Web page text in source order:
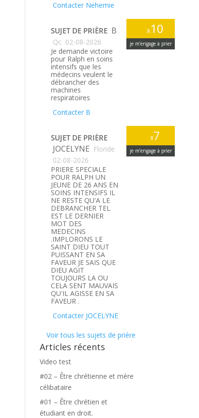
Contacter Nehemie
x10
je m’engage à prier
SUJET DE PRIÈRE B
Qc 02-08-2026
Je demande victoire
pour Ralph en soins
intensifs que les
médecins veulent le
débrancher des
machines
respiratoires
Contacter B
x7
je m’engage à prier
SUJET DE PRIÈRE
JOCELYNE Floride
02-08-2026
PRIERE SPECIALE
POUR RALPH UN
JEUNE DE 26 ANS EN
SOINS INTENSIFS IL
NE RESTE QU'A LE
DEBRANCHER TEL
EST LE DERNIER
MOT DES
MEDECINS
.IMPLORONS LE
SAINT DIEU TOUT
PUISSANT EN SA
FAVEUR JE SAIS QUE
DIEU AGIT
TOUJOURS LA OU
CELA SENT MAUVAIS
QU'IL AGISSE EN SA
FAVEUR .
Contacter JOCELYNE
Voir tous les sujets de prière
Articles récents
Video test
#02 – Être chrétienne et mère
célibataire
#01 – Être chrétien et
étudiant en droit.